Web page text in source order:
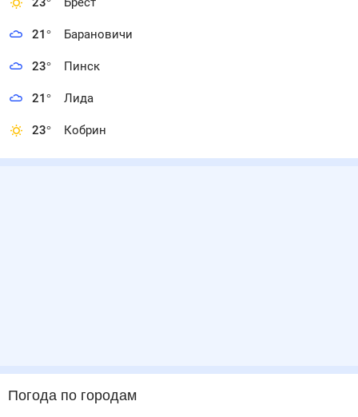
21° Барановичи
23° Пинск
21° Лида
23° Кобрин
Погода по городам